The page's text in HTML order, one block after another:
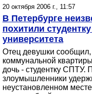
20 октября 2006 г., 11:57
В Петербурге
похитили
университета
Отец девушки сообщил,
коммунальной
дочь - студентку
злоумышленники
неустановленном